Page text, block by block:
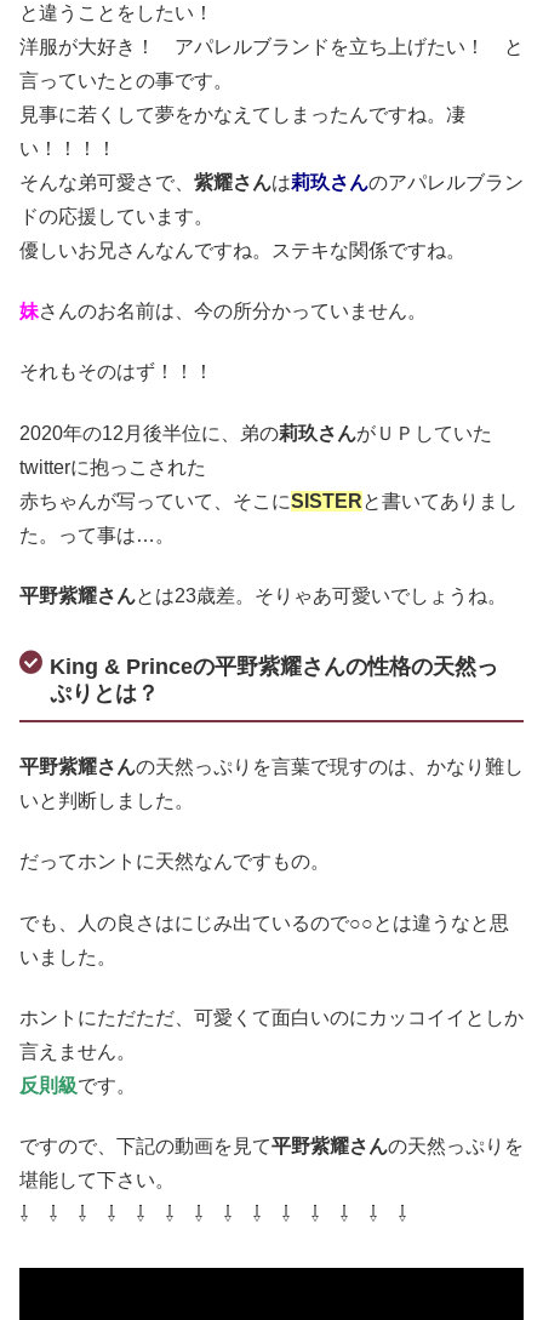
と違うことをしたい！
洋服が大好き！ アパレルブランドを立ち上げたい！ と
言っていたとの事です。
見事に若くして夢をかなえてしまったんですね。凄
い！！！！
そんな弟可愛さで、 紫耀さんは莉玖さんのアパレルブラン
ドの応援しています。
優しいお兄さんなんですね。ステキな関係ですね。
妹さんのお名前は、今の所分かっていません。
それもそのはず！！！
2020年の12月後半位に、弟の莉玖さんがＵＰしていた
twitterに抱っこされた
赤ちゃんが写っていて、そこにSISTERと書いてありまし
た。って事は…。
平野紫耀さんとは23歳差。そりゃあ可愛いでしょうね。
King & Princeの平野紫耀さんの性格の天然っ
ぷりとは？
平野紫耀さんの天然っぷりを言葉で現すのは、かなり難し
いと判断しました。
だってホントに天然なんですもの。
でも、人の良さはにじみ出ているので○○とは違うなと思
いました。
ホントにただただ、可愛くて面白いのにカッコイイとしか
言えません。
反則級です。
ですので、下記の動画を見て平野紫耀さんの天然っぷりを
堪能して下さい。
⇩ ⇩ ⇩ ⇩ ⇩ ⇩ ⇩ ⇩ ⇩ ⇩ ⇩ ⇩ ⇩ ⇩